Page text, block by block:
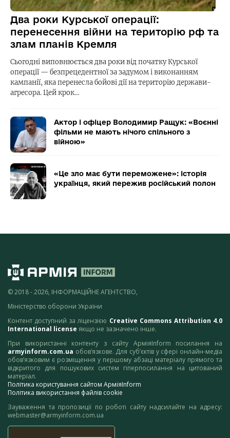
Два роки Курської операції:
перенесення війни на територію рф та
злам планів Кремля
Сьогодні виповнюється два роки від початку Курської
операції — безпрецедентної за задумом і виконанням
кампанії, яка перенесла бойові дії на територію держави-
агресора. Цей крок…
Актор і офіцер Володимир Ращук: «Воєнні
фільми не мають нічого спільного з
війною»
«Це зло має бути переможене»: історія
українця, який пережив російський полон
© 2018 - 2026, ІНФОРМАЦІЙНЕ АГЕНТСТВО,
Міністерство оборони України
Контент доступний за ліцензією Creative Commons Attribution 4.0
International license якщо не зазначено інше.
При використанні контенту з сайту АрміяInform посилання на
armyinform.com.ua обов’язкове. Для суб’єктів у сфері онлайн-медіа
обов’язковим є розміщення у першому абзаці матеріалу прямого та
відкритого для пошукових систем гіперпосилання на цитований
матеріал.
Політика користування сайтом АрміяInform
Політика використання файлів cookie
Зауваження та пропозиції по роботі сайту надсилайте на адресу:
webmaster@armyinform.com.ua